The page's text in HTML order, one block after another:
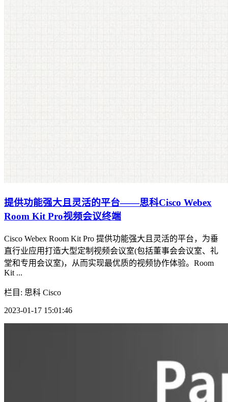
提供功能强大且灵活的平台——思科Cisco Webex
Room Kit Pro视频会议终端
Cisco Webex Room Kit Pro 提供功能强大且灵活的平台，为垂
直行业应用打造大型定制视频会议室(包括董事会会议室、礼
堂和专用会议室)，从而实现最优质的视频协作体验。Room
Kit ...
栏目: 思科 Cisco
2023-01-17 15:01:46